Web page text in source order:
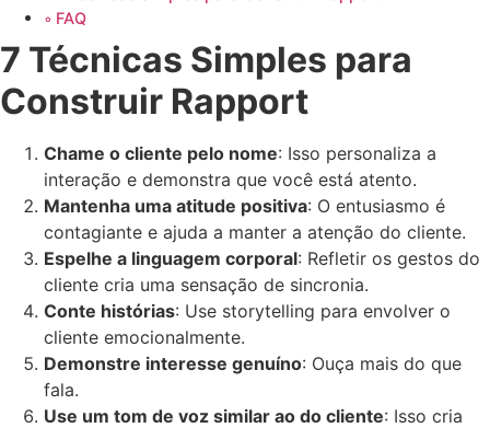
FAQ
7 Técnicas Simples para
Construir Rapport
Chame o cliente pelo nome: Isso personaliza a
interação e demonstra que você está atento.
Mantenha uma atitude positiva: O entusiasmo é
contagiante e ajuda a manter a atenção do cliente.
Espelhe a linguagem corporal: Refletir os gestos do
cliente cria uma sensação de sincronia.
Conte histórias: Use storytelling para envolver o
cliente emocionalmente.
Demonstre interesse genuíno: Ouça mais do que
fala.
Use um tom de voz similar ao do cliente: Isso cria